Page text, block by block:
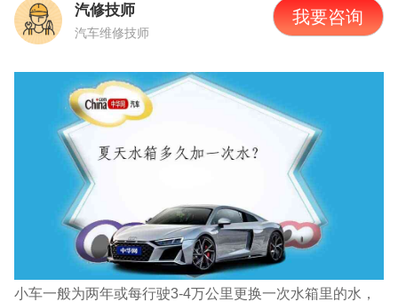
汽修技师
汽车维修技师
我要咨询
小车一般为两年或每行驶3-4万公里更换一次水箱里的水，